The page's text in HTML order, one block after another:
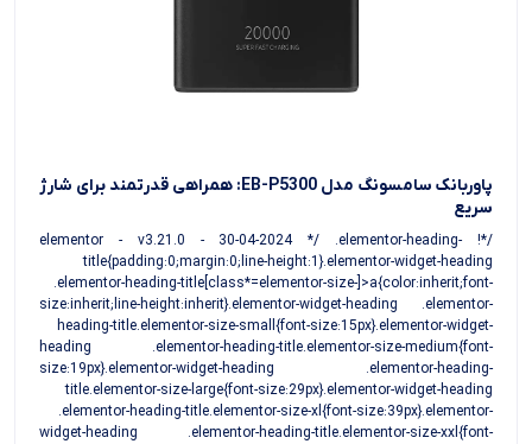
پاوربانک سامسونگ مدل EB-P5300: همراهی قدرتمند برای شارژ
سریع
/*! elementor - v3.21.0 - 30-04-2024 */ .elementor-heading-
title{padding:0;margin:0;line-height:1}.elementor-widget-heading
.elementor-heading-title[class*=elementor-size-]>a{color:inherit;font-
size:inherit;line-height:inherit}.elementor-widget-heading .elementor-
heading-title.elementor-size-small{font-size:15px}.elementor-widget-
heading .elementor-heading-title.elementor-size-medium{font-
size:19px}.elementor-widget-heading .elementor-heading-
title.elementor-size-large{font-size:29px}.elementor-widget-heading
.elementor-heading-title.elementor-size-xl{font-size:39px}.elementor-
widget-heading .elementor-heading-title.elementor-size-xxl{font-